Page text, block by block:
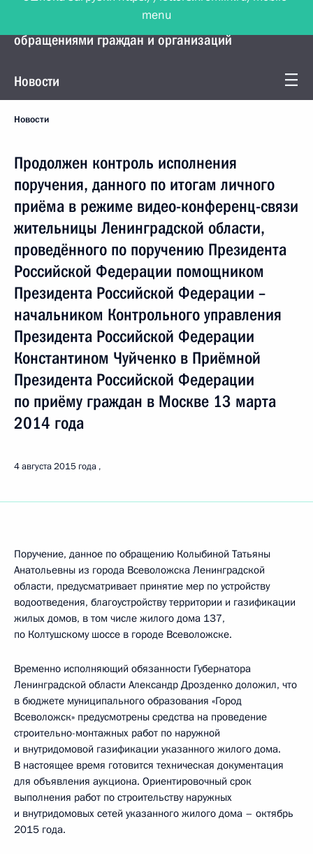
Управление Президента по работе с
обращениями граждан и организаций
Новости
Новости
Продолжен контроль исполнения
поручения, данного по итогам личного
приёма в режиме видео-конференц-связи
жительницы Ленинградской области,
проведённого по поручению Президента
Российской Федерации помощником
Президента Российской Федерации –
начальником Контрольного управления
Президента Российской Федерации
Константином Чуйченко в Приёмной
Президента Российской Федерации
по приёму граждан в Москве 13 марта
2014 года
4 августа 2015 года
Поручение, данное по обращению Колыбиной Татьяны
Анатольевны из города Всеволожска Ленинградской
области, предусматривает принятие мер по устройству
водоотведения, благоустройству территории и газификации
жилых домов, в том числе жилого дома 137,
по Колтушскому шоссе в городе Всеволожске.
Временно исполняющий обязанности Губернатора
Ленинградской области Александр Дрозденко доложил, что
в бюджете муниципального образования «Город
Всеволожск» предусмотрены средства на проведение
строительно-монтажных работ по наружной
и внутридомовой газификации указанного жилого дома.
В настоящее время готовится техническая документация
для объявления аукциона. Ориентировочный срок
выполнения работ по строительству наружных
и внутридомовых сетей указанного жилого дома – октябрь
2015 года.
menu